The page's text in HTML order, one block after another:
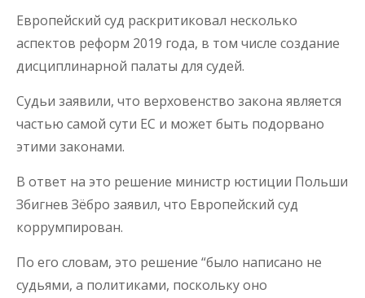
Европейский суд раскритиковал несколько
аспектов реформ 2019 года, в том числе создание
дисциплинарной палаты для судей.
Судьи заявили, что верховенство закона является
частью самой сути ЕС и может быть подорвано
этими законами.
В ответ на это решение министр юстиции Польши
Збигнев Зёбро заявил, что Европейский суд
коррумпирован.
По его словам, это решение “было написано не
судьями, а политиками, поскольку оно